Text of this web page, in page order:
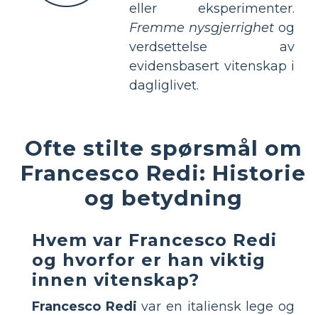
eller eksperimenter.
Fremme nysgjerrighet og
verdsettelse av
evidensbasert vitenskap i
dagliglivet.
Ofte stilte spørsmål om
Francesco Redi: Historie
og betydning
Hvem var Francesco Redi
og hvorfor er han viktig
innen vitenskap?
Francesco Redi var en italiensk lege og